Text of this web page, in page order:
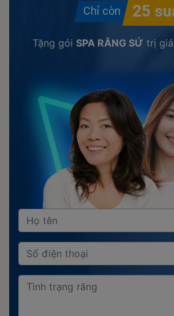
Tặng gói SPA RĂNG SỨ trị giá